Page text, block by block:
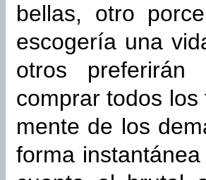
bellas, otro
escogería una
otros preferirán
comprar todos
mente de los
forma